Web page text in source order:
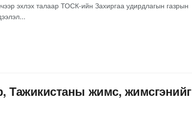
эхлэх талаар ТОСК-ийн Захиргаа удирдлагын газрын
Тажикистаны жимс, жимсгэнийг